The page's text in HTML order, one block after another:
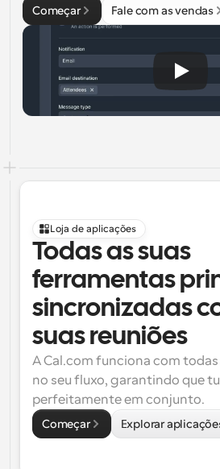
Começar Fale com as vendas
Loja de aplicações
Todas as suas
ferramentas
sincronizadas
suas reuniões
A Cal.com funciona com todas
no seu fluxo, garantindo que
perfeitamente em conjunto.
Começar Explorar